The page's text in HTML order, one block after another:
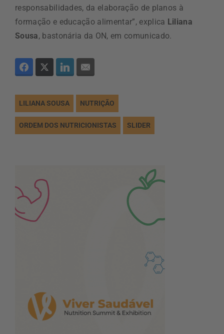
responsabilidades, da elaboração de planos à
formação e educação alimentar”, explica Liliana
Sousa, bastonária da ON, em comunicado.
LILIANA SOUSA NUTRIÇÃO
ORDEM DOS NUTRICIONISTAS SLIDER